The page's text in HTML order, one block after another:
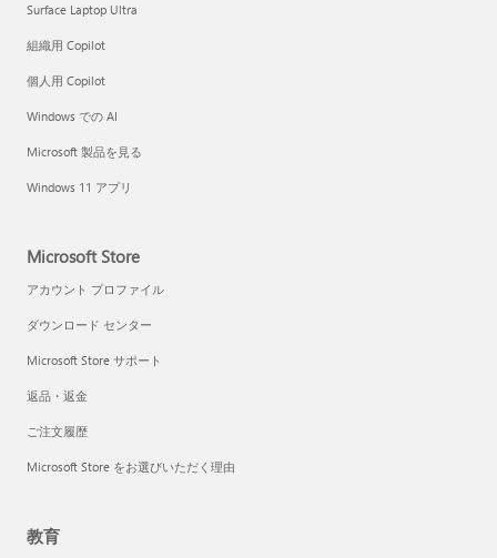
Surface Laptop Ultra
組織用 Copilot
個人用 Copilot
Windows での AI
Microsoft 製品を見る
Windows 11 アプリ
Microsoft Store
アカウント プロファイル
ダウンロード センター
Microsoft Store サポート
返品・返金
ご注文履歴
Microsoft Store をお選びいただく理由
教育